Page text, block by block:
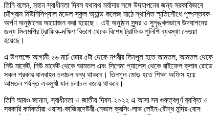
তিনি বলেন, মহান স্বাধীনতা দিবস যথাযথ মর্যাদার সঙ্গে উদযাপনের জন্য সরকারিভাবে
চট্টগ্রাম মিউনিসিপ্যাল মডেল স্কুল অ্যান্ড কলেজ মাঠে স্থাপিত স্মৃতিসৌধে পুষ্পস্তবক
অর্পণ অনুষ্ঠানের আয়োজন করা হয়েছে। এই অনুষ্ঠান সুন্দর ও সুশৃঙ্খলভাবে উদযাপনের
জন্য সিএমপির ট্রাফিক-দক্ষিণ বিভাগ থেকে বিশেষ ট্রাফিক পুলিশি ব্যবস্থা নেওয়া
হয়েছে।
এ উপলক্ষে আগামী ২৬ মার্চ ভোর ৫টা থেকে নগরীর তিনপুল হতে আমতল, আমতল থেকে
নিউ মার্কেট, নিউ মার্কেট থেকে আমতল এবং সিনেমা প্যালেস থেকে রাইফেল ক্লাব রোডে
সকল প্রকার যানবাহন চলাচল বন্ধ থাকবে। তিনপুল মোড় হতে শিক্ষা অফিস হয়ে
আমতল পর্যন্ত একমুখী যান চলাচল বজায় থাকবে।
তিনি আরও জানান, স্বাধীনতা ও জাতীয় দিবস-২০২২ এ আসা সব গুরুত্বপূর্ণ ব্যক্তি ও
সরকারি কর্মকর্তারা ওয়াসা-কাজিরদেউরী-নেভাল ক্রসিং-লাভ লেইন-বৌদ্ধ মন্দির-বোস